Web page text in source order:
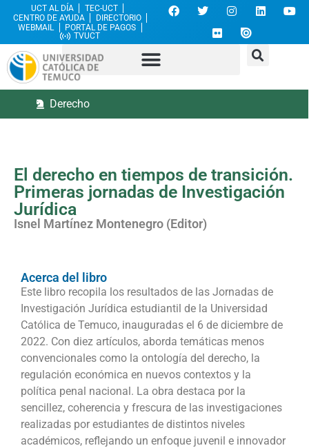
UCT AL DÍA
TEC-UCT
CENTRO DE AYUDA
DIRECTORIO
WEBMAIL
PORTAL DE PAGOS
TVUCT
Derecho
El derecho en tiempos de transición.
Primeras jornadas de Investigación
Jurídica
Isnel Martínez Montenegro (Editor)
Acerca del libro
Este libro recopila los resultados de las Jornadas de
Investigación Jurídica estudiantil de la Universidad
Católica de Temuco, inauguradas el 6 de diciembre de
2022. Con diez artículos, aborda temáticas menos
convencionales como la ontología del derecho, la
regulación económica en nuevos contextos y la
política penal nacional. La obra destaca por la
sencillez, coherencia y frescura de las investigaciones
realizadas por estudiantes de distintos niveles
académicos, reflejando un enfoque juvenil e innovador